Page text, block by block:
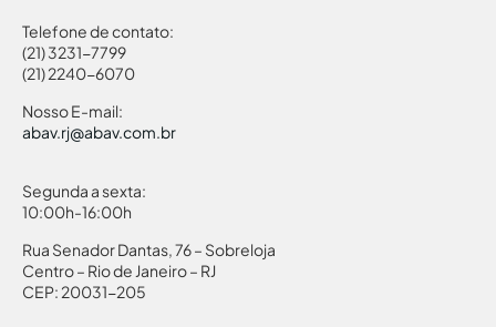
Telefone de contato:
(21) 3231-7799
(21) 2240-6070
Nosso E-mail:
abav.rj@abav.com.br
Segunda a sexta:
10:00h-16:00h
Rua Senador Dantas, 76 – Sobreloja
Centro – Rio de Janeiro – RJ
CEP: 20031-205